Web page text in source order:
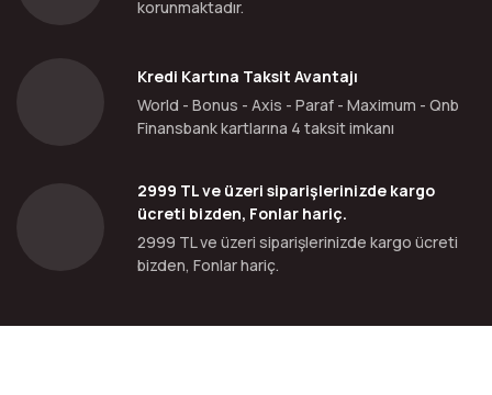
korunmaktadır.
Kredi Kartına Taksit Avantajı
World - Bonus - Axis - Paraf - Maximum - Qnb
Finansbank kartlarına 4 taksit imkanı
2999 TL ve üzeri siparişlerinizde kargo
ücreti bizden, Fonlar hariç.
2999 TL ve üzeri siparişlerinizde kargo ücreti
bizden, Fonlar hariç.